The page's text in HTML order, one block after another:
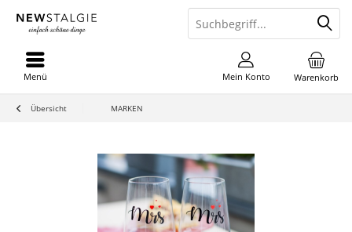
Warenkorb
Mein Konto
Menü
Übersicht MARKEN